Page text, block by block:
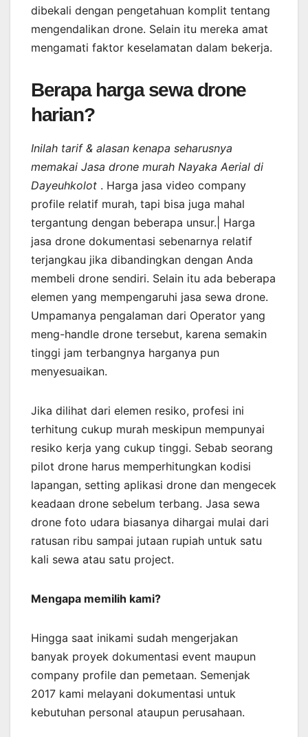
dibekali dengan pengetahuan komplit tentang
mengendalikan drone. Selain itu mereka amat
mengamati faktor keselamatan dalam bekerja.
Berapa harga sewa drone
harian?
Inilah tarif & alasan kenapa seharusnya
memakai Jasa drone murah Nayaka Aerial di
Dayeuhkolot . Harga jasa video company
profile relatif murah, tapi bisa juga mahal
tergantung dengan beberapa unsur.| Harga
jasa drone dokumentasi sebenarnya relatif
terjangkau jika dibandingkan dengan Anda
membeli drone sendiri. Selain itu ada beberapa
elemen yang mempengaruhi jasa sewa drone.
Umpamanya pengalaman dari Operator yang
meng-handle drone tersebut, karena semakin
tinggi jam terbangnya harganya pun
menyesuaikan.
Jika dilihat dari elemen resiko, profesi ini
terhitung cukup murah meskipun mempunyai
resiko kerja yang cukup tinggi. Sebab seorang
pilot drone harus memperhitungkan kodisi
lapangan, setting aplikasi drone dan mengecek
keadaan drone sebelum terbang. Jasa sewa
drone foto udara biasanya dihargai mulai dari
ratusan ribu sampai jutaan rupiah untuk satu
kali sewa atau satu project.
Mengapa memilih kami?
Hingga saat inikami sudah mengerjakan
banyak proyek dokumentasi event maupun
company profile dan pemetaan. Semenjak
2017 kami melayani dokumentasi untuk
kebutuhan personal ataupun perusahaan.